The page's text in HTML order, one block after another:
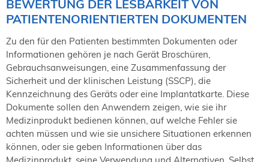
18.-19. März 2027
21.-23. April 2027 Online
tekom-Festival
7.-8. Mai 2026 in St. Leon-Rot
tcworld China
20.-21. Mai 2027 in Shanghai
Evolution of TC
2.-3. Juni 2026 in Sofia
FokusTag DPP
19. Juni 2026 in Wiesbaden
BEWERTUNG DER LESBARKEIT VON
PATIENTENORIENTIERTEN DOKUMENTEN
Zu den für den Patienten bestimmten Dokumenten oder
Informationen gehören je nach Gerät Broschüren,
Gebrauchsanweisungen, eine Zusammenfassung der
Sicherheit und der klinischen Leistung (SSCP), die
Kennzeichnung des Geräts oder eine Implantatkarte. Diese
Dokumente sollen den Anwendern zeigen, wie sie ihr
Medizinprodukt bedienen können, auf welche Fehler sie
achten müssen und wie sie unsichere Situationen erkennen
können, oder sie geben Informationen über das